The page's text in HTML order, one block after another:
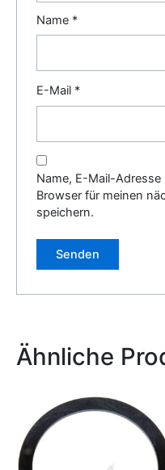
Name *
E-Mail *
Name, E-Mail-
Browser für meinen
speichern.
Ähnliche